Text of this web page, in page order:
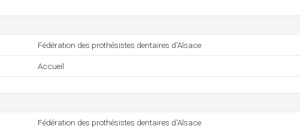
Fédération des prothésistes dentaires d'Alsace
Accueil
Fédération des prothésistes dentaires d'Alsace